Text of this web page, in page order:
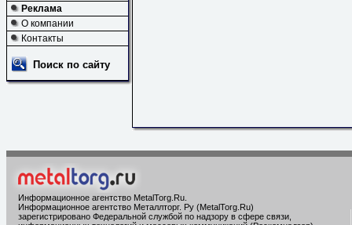
Реклама
О компании
Контакты
Поиск по сайту
Информационное агентство MetalTorg.Ru
Информационное агентство Металлторг. Ру (MetalTorg.Ru)
зарегистрировано Федеральной службой по надзору в сфере связи,